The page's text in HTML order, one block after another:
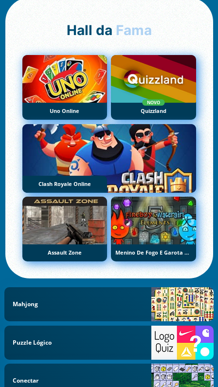
Hall da Fama
Uno Online
NOVO
Quizzland
Clash Royale Online
Assault Zone Menino De Fogo E Garota De Água 5: Elementos
Mahjong
Puzzle Lógico
Conectar